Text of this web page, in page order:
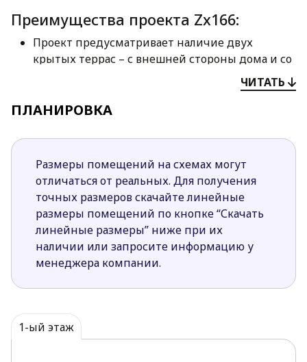
Преимущества проекта Zx166:
Проект предусматривает наличие двух
крытых террас – с внешней стороны дома и со
стороны сада. Даже жарким летом или
дождливой осенью можно наслаждаться
отдыхом на свежем воздухе, скрывшись под
Вход условно разделяет дом на две части.
Слева от прихожей спроектирована приватная
зона с тремя спальнями, ванной комнатой,
прачечной и туалетом для гостей. Во второй
части дома разместились помещения дневной
зоны, гараж и техническое помещение.
Перейти в гараж можно из кухни через
кладовое помещение. Это делает процесс
распаковки и переноса покупок комфортнее и
быстрее.
обеспечивают хорошее естественное
освещение.
ЧИТАТЬ
ПЛАНИРОВКА
Размеры помещений на схемах могут
отличаться от реальных. Для получения
точных размеров скачайте линейные
размеры помещений по кнопке “Скачать
линейные размеры” ниже при их
наличии или запросите информацию у
менеджера компании.
1-ый этаж